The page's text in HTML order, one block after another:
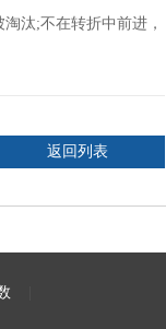
;不在转折中前进，
返回列表